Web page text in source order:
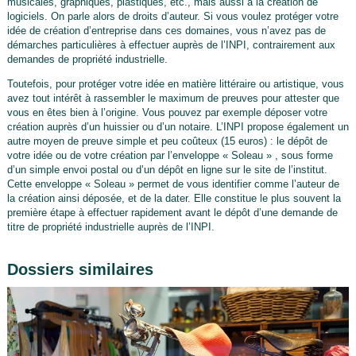
logiciels. On parle alors de droits d’auteur. Si vous voulez protéger votre
idée de création d’entreprise dans ces domaines, vous n’avez pas de
démarches particulières à effectuer auprès de l’INPI, contrairement aux
demandes de propriété industrielle.
Toutefois, pour protéger votre idée en matière littéraire ou artistique, vous
avez tout intérêt à rassembler le maximum de preuves pour attester que
vous en êtes bien à l’origine. Vous pouvez par exemple déposer votre
création auprès d’un huissier ou d’un notaire. L’INPI propose également un
autre moyen de preuve simple et peu coûteux (15 euros) : le dépôt de
votre idée ou de votre création par l’enveloppe « Soleau » , sous forme
d’un simple envoi postal ou d’un dépôt en ligne sur le site de l’institut.
Cette enveloppe « Soleau » permet de vous identifier comme l’auteur de
la création ainsi déposée, et de la dater. Elle constitue le plus souvent la
première étape à effectuer rapidement avant le dépôt d’une demande de
titre de propriété industrielle auprès de l’INPI.
Dossiers similaires